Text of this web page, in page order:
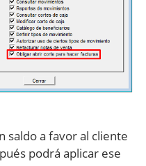
saldo a favor al cliente
podrá aplicar ese